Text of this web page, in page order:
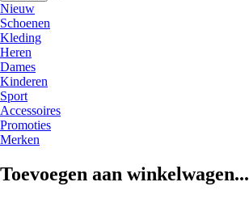
Nieuw
Schoenen
Kleding
Heren
Dames
Kinderen
Sport
Accessoires
Promoties
Merken
Toevoegen aan winkelwagen...